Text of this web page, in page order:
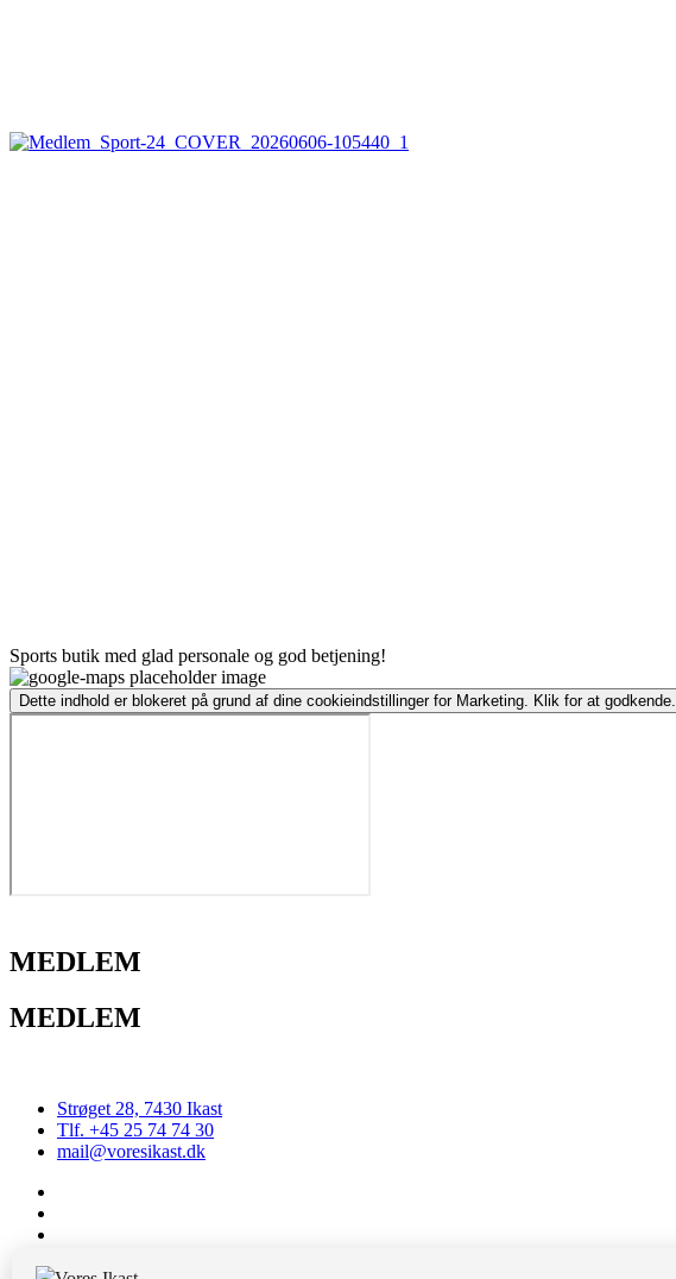
Sports butik med glad personale og god betjening!
Dette indhold er blokeret på grund af dine cookieindstillinger for Marketing. Klik for at godkende.
MEDLEM
MEDLEM
Strøget 28, 7430 Ikast
Tlf. +45 25 74 74 30
mail@voresikast.dk
CVR: 28032854